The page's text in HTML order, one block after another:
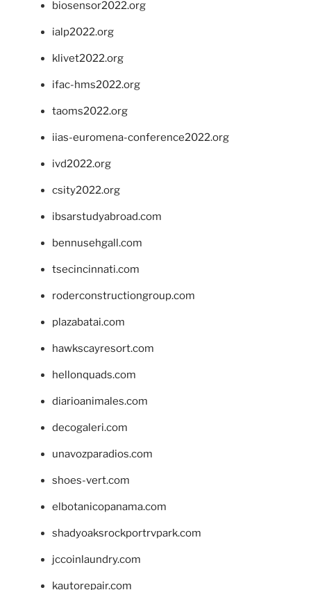
biosensor2022.org
ialp2022.org
klivet2022.org
ifac-hms2022.org
taoms2022.org
iias-euromena-conference2022.org
ivd2022.org
csity2022.org
ibsarstudyabroad.com
bennusehgall.com
tsecincinnati.com
roderconstructiongroup.com
plazabatai.com
hawkscayresort.com
hellonquads.com
diarioanimales.com
decogaleri.com
unavozparadios.com
shoes-vert.com
elbotanicopanama.com
shadyoaksrockportrvpark.com
jccoinlaundry.com
kautorepair.com